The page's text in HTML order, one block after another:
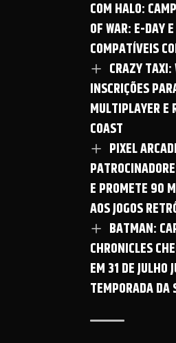
COM HALO:
OF WAR: E-DAY
COMPATÍVEIS
CRAZY TAXI:
INSCRIÇÕES
MULTIPLAYER E
COAST
PIXEL
E PROMETE 90
AOS JOGOS
BATMAN:
CHRONICLES
EM 31 DE JULHO
TEMPORADA DA